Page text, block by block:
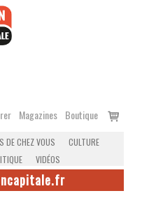
Magazines Boutique
Voir
DE CHEZ VOUS
CULTURE
VIDÉOS